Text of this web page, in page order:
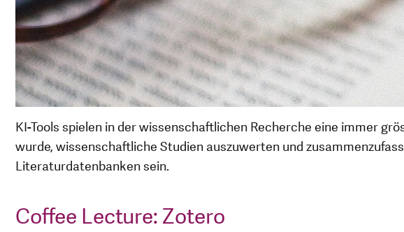
KI-Tools spielen in der wissenschaftlichen Recherche eine immer
wurde, wissenschaftliche Studien auszuwerten und
Literaturdatenbanken sein.
Coffee Lecture: Zotero